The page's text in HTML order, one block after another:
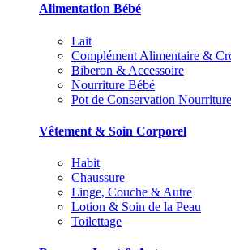
Alimentation Bébé
Lait
Complément Alimentaire &
Biberon & Accessoire
Nourriture Bébé
Pot de Conservation Nourriture
Vêtement & Soin Corporel
Habit
Chaussure
Linge, Couche & Autre
Lotion & Soin de la Peau
Toilettage